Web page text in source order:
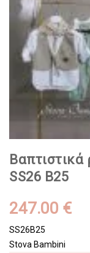
SS26 B25
247.00 €
SS26B25
Stova Bambini